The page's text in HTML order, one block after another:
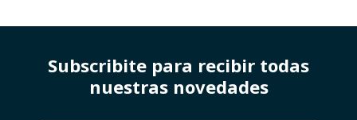
Subscribite para recibir todas
nuestras novedades